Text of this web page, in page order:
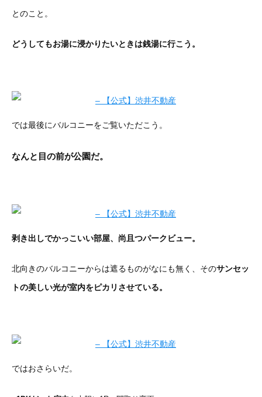
とのこと。
どうしてもお湯に浸かりたいときは銭湯に行こう。
では最後にバルコニーをご覧いただこう。
なんと目の前が公園だ。
剥き出しでかっこいい部屋、尚且つパークビュー。
北向きのバルコニーからは遮るものがなにも無く、そのサンセッ
トの美しい光が室内をピカリさせている。
ではおさらいだ。